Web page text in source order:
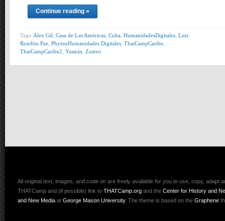
Continue reading »
Tags: Alex Gil Casa de Las Américas Cuba HumanidadesDigitales Luis
Rondón Paz PhytonHumanidades Digitales ThatCampCaribe
ThatCampCaribe2 Yasmín Zotero
All original text, images, and code on are freely available for you to use, copy, adapt
THATCamp and (if possible) link to THATCamp.org and the Center for History and
and New Media at George Mason University. The theme is based on the Graphene